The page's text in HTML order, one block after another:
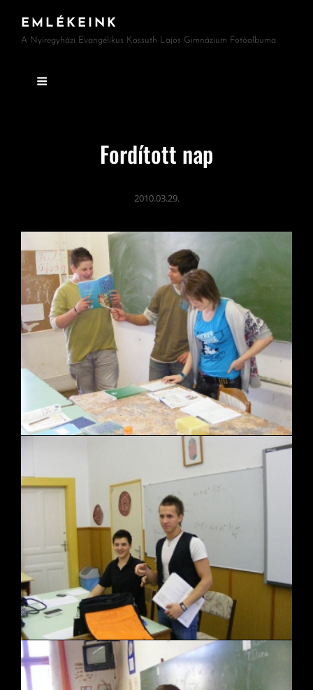
EMLÉKEINK
A Nyíregyházi Evangélikus Kossuth Lajos Gimnázium Fotóalbuma
Fordított nap
2010.03.29.